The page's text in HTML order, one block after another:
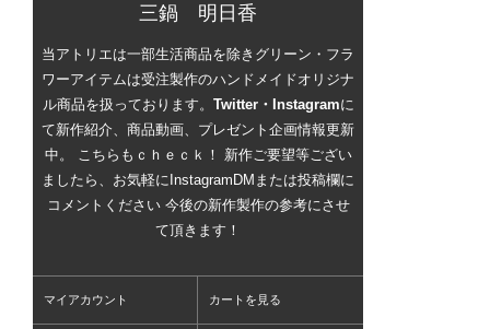
三鍋 明日香
当アトリエは一部生活商品を除きグリーン・フラ
ワーアイテムは受注製作のハンドメイドオリジナ
ル商品を扱っております。 Twitter・Instagramに
て新作紹介、商品動画、プレゼント企画情報更新
中。 こちらもｃｈｅｃｋ！ 新作ご要望等ござい
ましたら、お気軽にInstagramDMまたは投稿欄に
コメントください 今後の新作製作の参考にさせ
て頂きます！
マイアカウント カートを見る